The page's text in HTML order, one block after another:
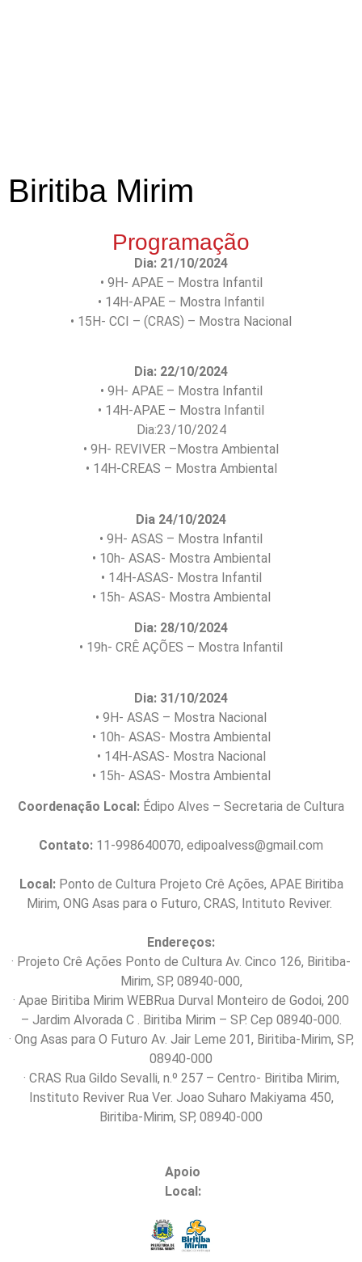
Biritiba Mirim
Programação
Dia: 21/10/2024
• 9H- APAE – Mostra Infantil
• 14H-APAE – Mostra Infantil
• 15H- CCI – (CRAS) – Mostra Nacional
Dia: 22/10/2024
• 9H- APAE – Mostra Infantil
• 14H-APAE – Mostra Infantil
Dia:23/10/2024
• 9H- REVIVER –Mostra Ambiental
• 14H-CREAS – Mostra Ambiental
Dia 24/10/2024
• 9H- ASAS – Mostra Infantil
• 10h- ASAS- Mostra Ambiental
• 14H-ASAS- Mostra Infantil
• 15h- ASAS- Mostra Ambiental
Dia: 28/10/2024
• 19h- CRÊ AÇÕES – Mostra Infantil
Dia: 31/10/2024
• 9H- ASAS – Mostra Nacional
• 10h- ASAS- Mostra Ambiental
• 14H-ASAS- Mostra Nacional
• 15h- ASAS- Mostra Ambiental
Coordenação Local: Édipo Alves – Secretaria de Cultura
Contato: 11-998640070, edipoalvess@gmail.com
Local:Ponto de Cultura Projeto Crê Ações, APAE Biritiba
Mirim, ONG Asas para o Futuro, CRAS, Intituto Reviver.
Endereços:
· Projeto Crê Ações Ponto de Cultura Av. Cinco 126, Biritiba-
Mirim, SP, 08940-000,
· Apae Biritiba Mirim WEBRua Durval Monteiro de Godoi, 200
– Jardim Alvorada C . Biritiba Mirim – SP. Cep 08940-000.
· Ong Asas para O Futuro Av. Jair Leme 201, Biritiba-Mirim, SP,
08940-000
· CRAS Rua Gildo Sevalli, n.º 257 – Centro- Biritiba Mirim,
Instituto Reviver Rua Ver. Joao Suharo Makiyama 450,
Biritiba-Mirim, SP, 08940-000
Apoio
Local: